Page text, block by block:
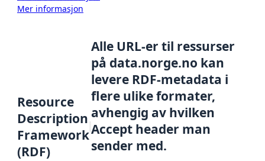
Mer informasjon
Resource
Description
Framework
(RDF)
Alle URL-er til ressurser
på data.norge.no kan
levere RDF-metadata i
flere ulike formater,
avhengig av hvilken
Accept header man
sender med.